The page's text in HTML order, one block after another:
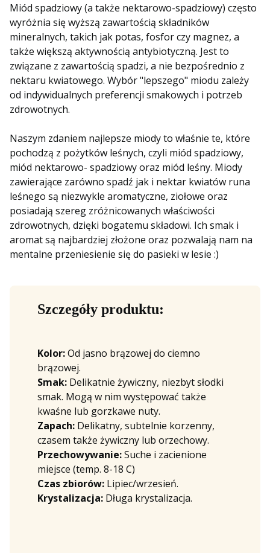
Miód spadziowy (a także nektarowo-spadziowy) często
wyróżnia się wyższą zawartością składników
mineralnych, takich jak potas, fosfor czy magnez, a
także większą aktywnością antybiotyczną. Jest to
związane z zawartością spadzi, a nie bezpośrednio z
nektaru kwiatowego. Wybór "lepszego" miodu zależy
od indywidualnych preferencji smakowych i potrzeb
zdrowotnych.
Naszym zdaniem najlepsze miody to właśnie te, które
pochodzą z pożytków leśnych, czyli miód spadziowy,
miód nektarowo- spadziowy oraz miód leśny. Miody
zawierające zarówno spadź jak i nektar kwiatów runa
leśnego są niezwykle aromatyczne, ziołowe oraz
posiadają szereg zróżnicowanych właściwości
zdrowotnych, dzięki bogatemu składowi. Ich smak i
aromat są najbardziej złożone oraz pozwalają nam na
mentalne przeniesienie się do pasieki w lesie :)
Szczegóły produktu:
Kolor:Od jasno brązowej do ciemno
brązowej.
Smak: Delikatnie żywiczny, niezbyt słodki
smak. Mogą w nim występować także
kwaśne lub gorzkawe nuty.
Zapach: Delikatny, subtelnie korzenny,
czasem także żywiczny lub orzechowy.
Przechowywanie:Suche i zacienione
miejsce (temp. 8-18 C)
Czas zbiorów: Lipiec/wrzesień.
Krystalizacja: Długa krystalizacja.